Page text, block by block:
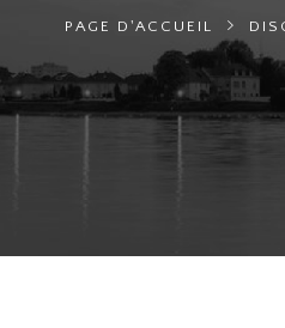
PAGE D'ACCUEIL